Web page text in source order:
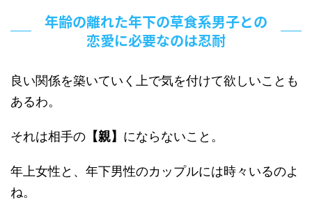
年齢の離れた年下の草食系男子との
恋愛に必要なのは忍耐
良い関係を築いていく上で気を付けて欲しいことも
あるわ。
それは相手の 【親】 にならないこと。
年上女性と、年下男性のカップルには時々いるのよ
ね。